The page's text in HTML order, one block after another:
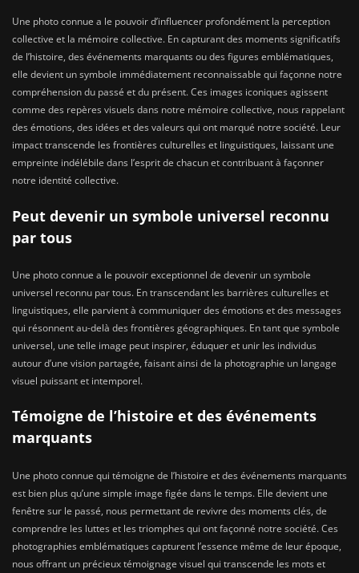
Une photo connue a le pouvoir d’influencer profondément la perception
collective et la mémoire collective. En capturant des moments significatifs
de l’histoire, des événements marquants ou des figures emblématiques,
elle devient un symbole immédiatement reconnaissable qui façonne notre
compréhension du passé et du présent. Ces images iconiques agissent
comme des repères visuels dans notre mémoire collective, nous rappelant
des émotions, des idées et des valeurs qui ont marqué notre société. Leur
impact transcende les frontières culturelles et linguistiques, laissant une
empreinte indélébile dans l’esprit de chacun et contribuant à façonner
notre identité collective.
Peut devenir un symbole universel reconnu
par tous
Une photo connue a le pouvoir exceptionnel de devenir un symbole
universel reconnu par tous. En transcendant les barrières culturelles et
linguistiques, elle parvient à communiquer des émotions et des messages
qui résonnent au-delà des frontières géographiques. En tant que symbole
universel, une telle image peut inspirer, éduquer et unir les individus
autour d’une vision partagée, faisant ainsi de la photographie un langage
visuel puissant et intemporel.
Témoigne de l’histoire et des événements
marquants
Une photo connue qui témoigne de l’histoire et des événements marquants
est bien plus qu’une simple image figée dans le temps. Elle devient une
fenêtre sur le passé, nous permettant de revivre des moments clés, de
comprendre les luttes et les triomphes qui ont façonné notre société. Ces
photographies emblématiques capturent l’essence même de leur époque,
nous offrant un précieux témoignage visuel qui transcende les mots et